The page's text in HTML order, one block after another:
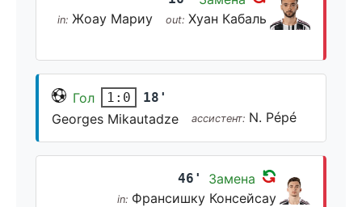
in: Жоау Мариу out: Хуан Кабаль
Гол 1:0 18'
Georges Mikautadze ассистент: N. Pépé
46' Замена
in: Франсишку Консейсау